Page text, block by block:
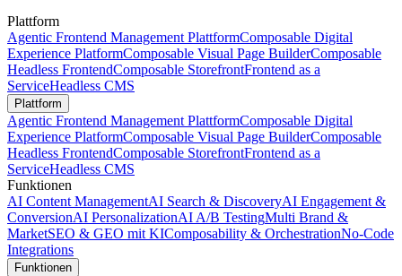
Plattform
Agentic Frontend Management PlattformComposable Digital
Experience PlatformComposable Visual Page BuilderComposable
Headless FrontendComposable StorefrontFrontend as a
ServiceHeadless CMS
Plattform
Agentic Frontend Management PlattformComposable Digital
Experience PlatformComposable Visual Page BuilderComposable
Headless FrontendComposable StorefrontFrontend as a
ServiceHeadless CMS
Funktionen
AI Content ManagementAI Search & DiscoveryAI Engagement &
ConversionAI PersonalizationAI A/B TestingMulti Brand &
MarketSEO & GEO mit KIComposability & OrchestrationNo-Code
Integrations
Funktionen